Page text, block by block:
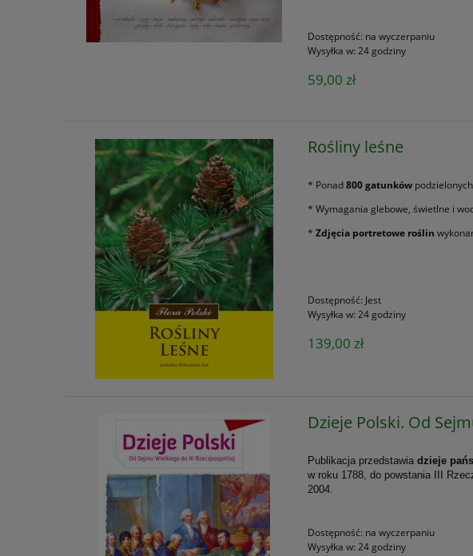
Dostępność: na wyczerpaniu
Wysyłka w: 24 godziny
59,00 zł
Rośliny leśne
* Ponad800 gatunków
* Wymagania glebowe, świetlne i
*Zdjęcia portretowe roślin
Dostępność: Jest
Wysyłka w: 24 godziny
139,00 zł
Dzieje Polski. Od
Publikacja przedstawiadzieje
w roku 1788, do powstania III
2004.
Dostępność: na wyczerpaniu
Wysyłka w: 24 godziny